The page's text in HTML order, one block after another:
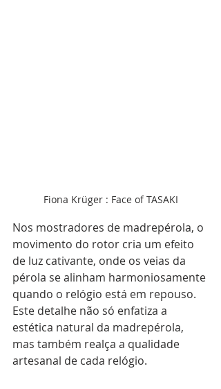
Fiona Krüger : Face of TASAKI
Nos mostradores de madrepérola, o
movimento do rotor cria um efeito
de luz cativante, onde os veias da
pérola se alinham harmoniosamente
quando o relógio está em repouso.
Este detalhe não só enfatiza a
estética natural da madrepérola,
mas também realça a qualidade
artesanal de cada relógio.